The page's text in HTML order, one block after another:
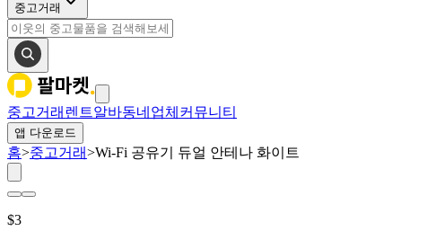
중고거래
중고거래 렌트알바동네업체 커뮤니티
앱 다운로드
홈>중고거래>Wi-Fi 공유기 듀얼 안테나 화이트
$3